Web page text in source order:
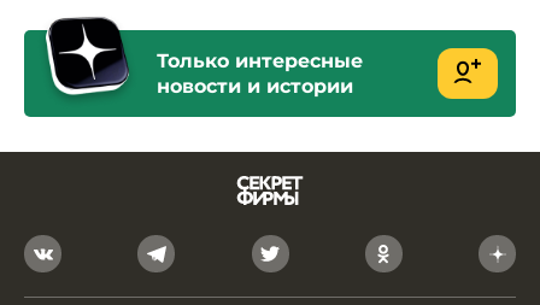
Только интересные
новости и истории